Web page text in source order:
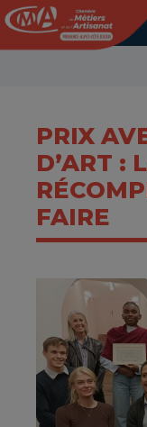
PRIX
D’ART :
FAIRE
Panneau de gestion